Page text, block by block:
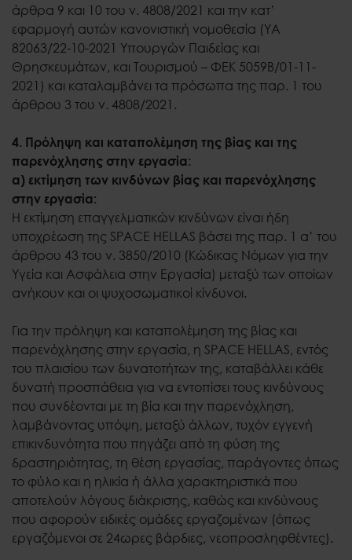
άρθρα 9 και 10 του ν. 4808/2021 και την κατ’
εφαρμογή αυτών κανονιστική νομοθεσία (ΥΑ
82063/22-10-2021 Υπουργών Παιδείας και
Θρησκευμάτων, και Τουρισμού – ΦΕΚ 5059Β/01-11-
2021) και καταλαμβάνει τα πρόσωπα της παρ. 1 του
άρθρου 3 του ν. 4808/2021.
4. Πρόληψη και καταπολέμηση της βίας και της
παρενόχλησης στην εργασία:
α) εκτίμηση των κινδύνων βίας και παρενόχλησης
στην εργασία:
Η εκτίμηση επαγγελματικών κινδύνων είναι ήδη
υποχρέωση της SPACE HELLAS βάσει της παρ. 1 α’ του
άρθρου 43 του ν. 3850/2010 (Κώδικας Νόμων για την
Υγεία και Ασφάλεια στην Εργασία) μεταξύ των οποίων
ανήκουν και οι ψυχοσωματικοί κίνδυνοι.
Για την πρόληψη και καταπολέμηση της βίας και
παρενόχλησης στην εργασία, η SPACE HELLAS, εντός
του πλαισίου των δυνατοτήτων της, καταβάλλει κάθε
δυνατή προσπάθεια για να εντοπίσει τους κινδύνους
που συνδέονται με τη βία και την παρενόχληση,
λαμβάνοντας υπόψη, μεταξύ άλλων, τυχόν εγγενή
επικινδυνότητα που πηγάζει από τη φύση της
δραστηριότητας, τη θέση εργασίας, παράγοντες όπως
το φύλο και η ηλικία ή άλλα χαρακτηριστικά που
αποτελούν λόγους διάκρισης, καθώς και κινδύνους
που αφορούν ειδικές ομάδες εργαζομένων (όπως
εργαζόμενοι σε 24ωρες βάρδιες, νεοπροσληφθέντες).